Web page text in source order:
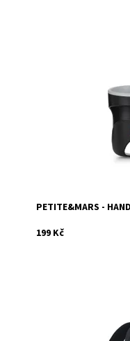
PETITE&MARS -
199 Kč